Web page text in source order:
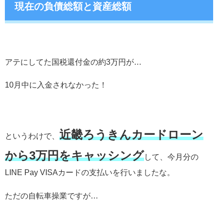
現在の負債総額と資産総額
アテにしてた国税還付金の約3万円が…
10月中に入金されなかった！
というわけで、 近畿ろうきんカードローン
から3万円をキャッシングして、今月分の
LINE Pay VISAカードの支払いを行いましたな。
ただの自転車操業ですが…